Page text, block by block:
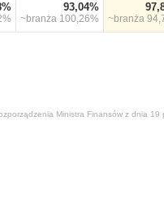
93,04%
~branża 100,26% ~branża
Ministra Finansów z dnia 19